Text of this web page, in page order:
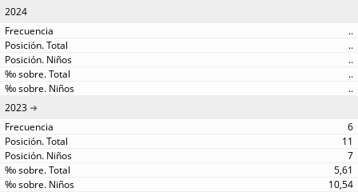
2024
..
..
..
..
..
2023
6
11
7
5,61
10,54